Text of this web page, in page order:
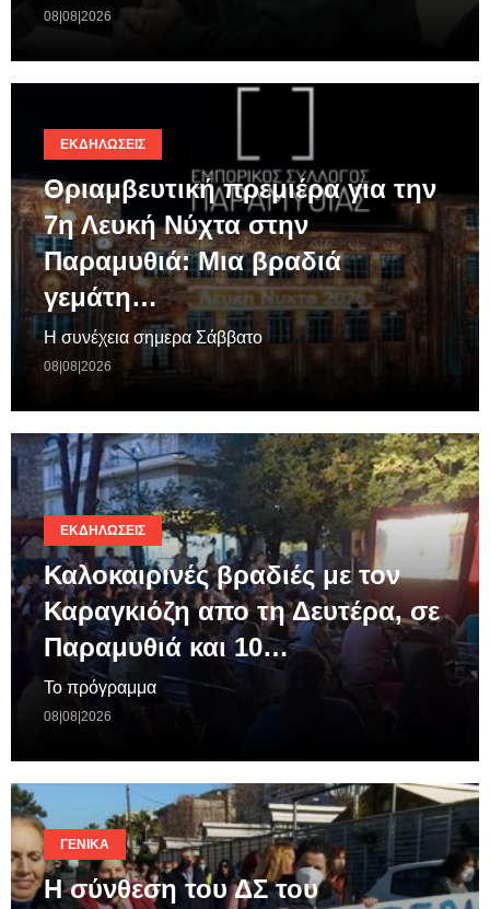
08|08|2026
ΕΚΔΗΛΏΣΕΙΣ
Θριαμβευτική πρεμιέρα για την
7η Λευκή Νύχτα στην
Παραμυθιά: Μια βραδιά
γεμάτη…
Η συνέχεια σημερα Σάββατο
08|08|2026
ΕΚΔΗΛΏΣΕΙΣ
Καλοκαιρινές βραδιές με τον
Καραγκιόζη απο τη Δευτέρα, σε
Παραμυθιά και 10…
Το πρόγραμμα
08|08|2026
ΓΕΝΙΚΆ
Η σύνθεση του ΔΣ του